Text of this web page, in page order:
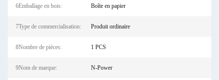
6Emballage en bois: Boîte en papier
7Type de commercialisation: Produit ordinaire
8Nombre de pièces: 1 PCS
9Nom de marque: N-Power